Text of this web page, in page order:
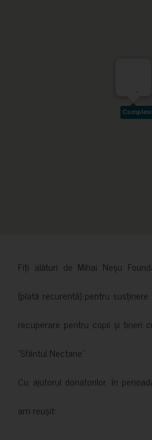
-
Fiți alături de Mihai Neșu
(plată recurentă) pentru
recuperare pentru copii și tineri
”Sfântul Nectarie”.
Cu ajutorul donatorilor, în
am reușit: